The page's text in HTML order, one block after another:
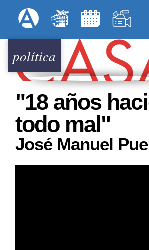
al
principal
Menú Superior
política
"18 años
todo mal"
José Manuel